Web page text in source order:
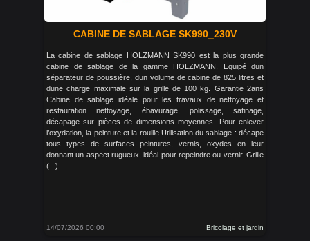
CABINE DE SABLAGE SK990_230V
La cabine de sablage HOLZMANN SK990 est la plus grande
cabine de sablage de la gamme HOLZMANN. Equipé dun
séparateur de poussière, dun volume de cabine de 825 litres et
dune charge maximale sur la grille de 100 kg. Garantie 2ans
Cabine de sablage idéale pour les travaux de nettoyage et
restauration nettoyage, ébavurage, polissage, satinage,
décapage sur pièces de dimensions moyennes. Pour enlever
l’oxydation, la peinture et la rouille Utilisation du sablage : décape
tous types de surfaces peintures, vernis, oxydes en leur
donnant un aspect rugueux, idéal pour repeindre ou vernir. Grille
(...)
14/07/2026 00:00 Bricolage et jardin